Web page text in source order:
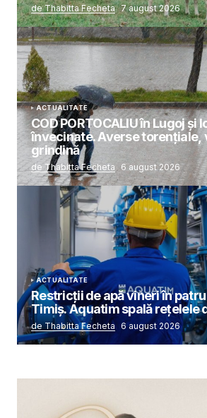
de Thabitta Fecheta 7 august 2026
ACTUALITATE
COD PORTOCALIU în Lugoj și
învecinate. Averse torențiale,
grindină
de Thabitta Fecheta 6 august 2026
ACTUALITATE
Restricții de apă vineri în
Timiș. Aquatim spală rețelele
de Thabitta Fecheta 6 august 2026